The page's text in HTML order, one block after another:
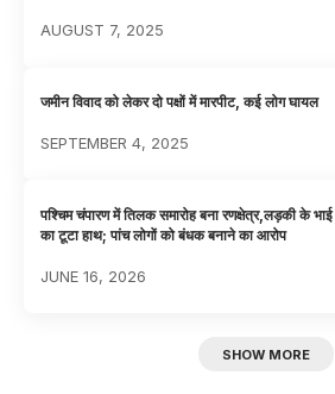
AUGUST 7, 2025
जमीन विवाद को लेकर दो पक्षों में मारपीट, कई लोग घायल
SEPTEMBER 4, 2025
पश्चिम चंपारण में तिलक समारोह बना रणक्षेत्र,लड़की के भाई
का टूटा हाथ; पांच लोगों को बंधक बनाने का आरोप
JUNE 16, 2026
SHOW MORE